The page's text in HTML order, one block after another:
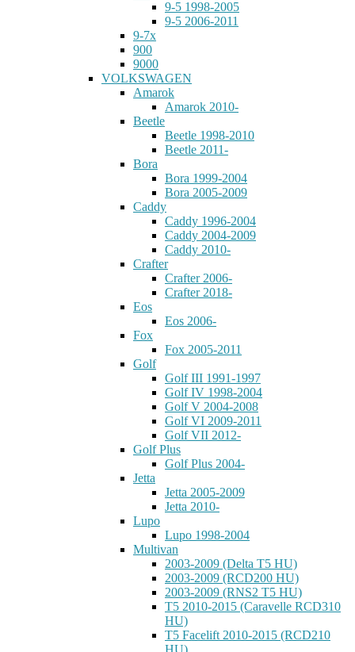
9-5 1998-2005
9-5 2006-2011
9-7x
900
9000
VOLKSWAGEN
Amarok
Amarok 2010-
Beetle
Beetle 1998-2010
Beetle 2011-
Bora
Bora 1999-2004
Bora 2005-2009
Caddy
Caddy 1996-2004
Caddy 2004-2009
Caddy 2010-
Crafter
Crafter 2006-
Crafter 2018-
Eos
Eos 2006-
Fox
Fox 2005-2011
Golf
Golf III 1991-1997
Golf IV 1998-2004
Golf V 2004-2008
Golf VI 2009-2011
Golf VII 2012-
Golf Plus
Golf Plus 2004-
Jetta
Jetta 2005-2009
Jetta 2010-
Lupo
Lupo 1998-2004
Multivan
2003-2009 (Delta T5 HU)
2003-2009 (RCD200 HU)
2003-2009 (RNS2 T5 HU)
T5 2010-2015 (Caravelle RCD310
HU)
T5 Facelift 2010-2015 (RCD210
HU)